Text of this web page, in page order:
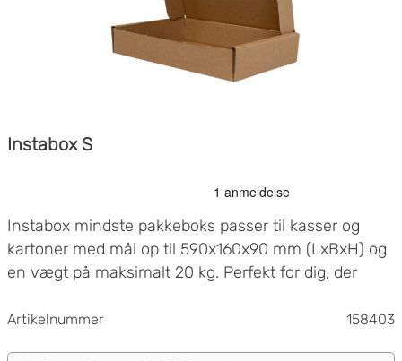
Instabox S
Instabox mindste pakkeboks passer til kasser og
kartoner med mål op til 590x160x90 mm (LxBxH) og
en vægt på maksimalt 20 kg. Perfekt for dig, der
Artikelnummer 158403